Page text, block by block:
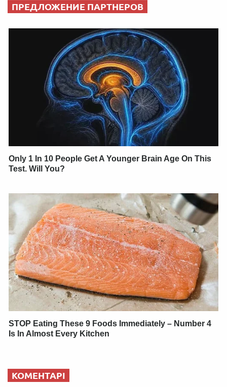
ПРЕДЛОЖЕНИЕ ПАРТНЕРОВ
Only 1 In 10 People Get A Younger Brain Age On This
Test. Will You?
STOP Eating These 9 Foods Immediately – Number 4
Is In Almost Every Kitchen
КОМЕНТАРІ